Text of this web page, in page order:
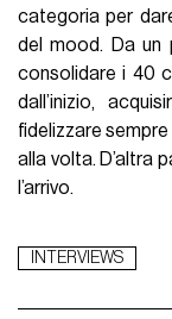
categoria per
del mood. Da un
consolidare i 40
dall’inizio,
fidelizzare sempre
alla volta. D’altra
l’arrivo.
INTERVIEWS